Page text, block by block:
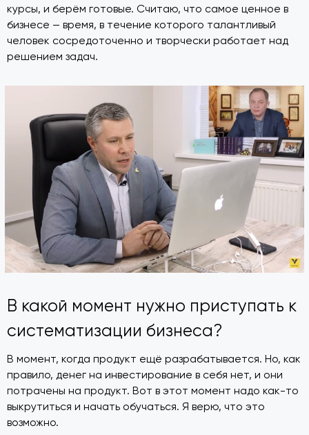
курсы, и берём готовые. Считаю, что самое ценное в
бизнесе — время, в течение которого талантливый
человек сосредоточенно и творчески работает над
решением задач.
В какой момент нужно приступать к
систематизации бизнеса?
В момент, когда продукт ещё разрабатывается. Но, как
правило, денег на инвестирование в себя нет, и они
потрачены на продукт. Вот в этот момент надо как-то
выкрутиться и начать обучаться. Я верю, что это
возможно.